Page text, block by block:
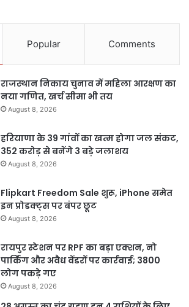
Popular Comments
राजस्थान निकाय चुनाव में महिला आरक्षण का
नया गणित, खर्च सीमा भी तय
August 8, 2026
हरियाणा के 39 गांवों का खत्म होगा जल संकट,
352 करोड़ से बनेंगे 3 बड़े जलाशय
August 8, 2026
Flipkart Freedom Sale शुरू, iPhone समेत
इन प्रोडक्ट्स पर बंपर छूट
August 8, 2026
रायपुर स्टेशन पर RPF का बड़ा एक्शन, नो
पार्किंग और अवैध वेंडरों पर कार्रवाई; 3800
लोग पकड़े गए
August 8, 2026